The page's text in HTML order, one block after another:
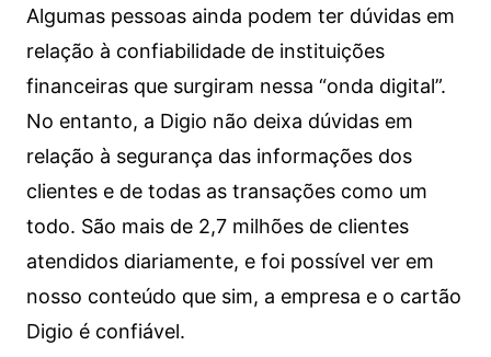
Algumas pessoas ainda podem ter dúvidas em
relação à confiabilidade de instituições
financeiras que surgiram nessa “onda digital”.
No entanto, a Digio não deixa dúvidas em
relação à segurança das informações dos
clientes e de todas as transações como um
todo. São mais de 2,7 milhões de clientes
atendidos diariamente, e foi possível ver em
nosso conteúdo que sim, a empresa e o cartão
Digio é confiável.